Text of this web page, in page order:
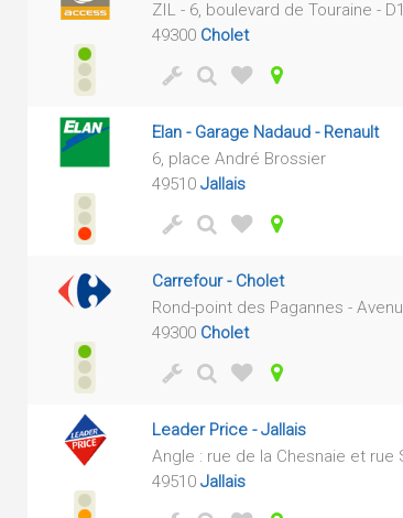
ZIL - 6, boulevard de Touraine -
49300 Cholet
Elan - Garage Nadaud - Renault
6, place André Brossier
49510 Jallais
Carrefour - Cholet
Rond-point des Pagannes -
49300 Cholet
Leader Price - Jallais
Angle : rue de la Chesnaie et rue
49510 Jallais